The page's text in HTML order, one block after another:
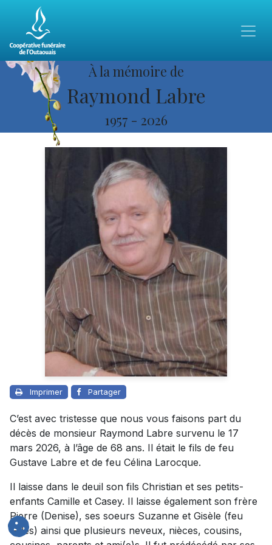
À la mémoire de
Raymond Labre
1957 - 2026
Imprimer Partager
C’est avec tristesse que nous vous faisons part du
décès de monsieur Raymond Labre survenu le 17
mars 2026, à l’âge de 68 ans. Il était le fils de feu
Gustave Labre et de feu Célina Larocque.
Il laisse dans le deuil son fils Christian et ses petits-
enfants Camille et Casey. Il laisse également son frère
Pierre (Denise), ses soeurs Suzanne et Gisèle (feu
Gilles) ainsi que plusieurs neveux, nièces, cousins,